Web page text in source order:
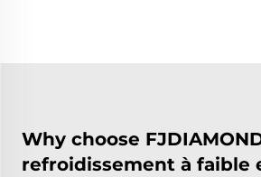
Why choose
refroidissement à faible